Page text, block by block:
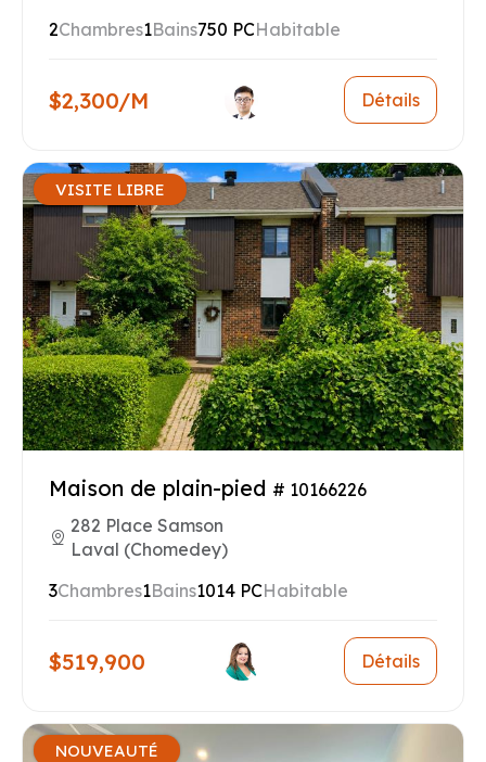
2Chambres1Bains750 PCHabitable
$2,300/M Détails
VISITE LIBRE
Maison de plain-pied # 10166226
282 Place Samson
Laval (Chomedey)
3Chambres1Bains1014 PCHabitable
$519,900 Détails
NOUVEAUTÉ